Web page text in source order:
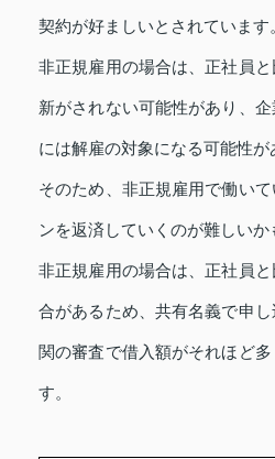
契約が好ましいとされています
非正規雇用の場合は、正社員
新がされない可能性があり、
には解雇の対象になる可能性が
そのため、非正規雇用で働い
ンを返済していくのが難しいか
非正規雇用の場合は、正社員
合があるため、共有名義で申
関の審査で借入額がそれほど
す。